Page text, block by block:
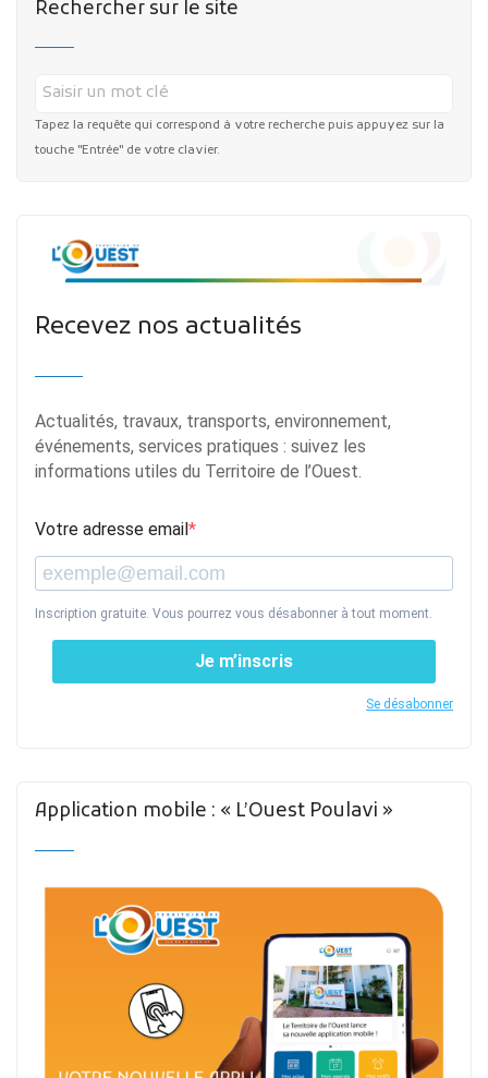
Projets financés par l'Europe
Plans d'accès
Rechercher sur le site
Tapez la requête qui correspond à votre recherche puis appuyez sur la
touche "Entrée" de votre clavier.
Recevez nos actualités
Actualités, travaux, transports, environnement,
événements, services pratiques : suivez les
informations utiles du Territoire de l’Ouest.
Votre adresse email
Inscription gratuite. Vous pourrez vous désabonner à tout moment.
Je m’inscris
Se désabonner
Application mobile : « L’Ouest Poulavi »